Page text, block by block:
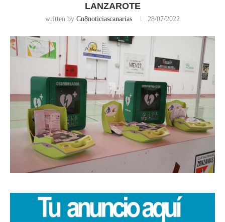
LANZAROTE
written by Cn8noticiascanarias 28/07/2022